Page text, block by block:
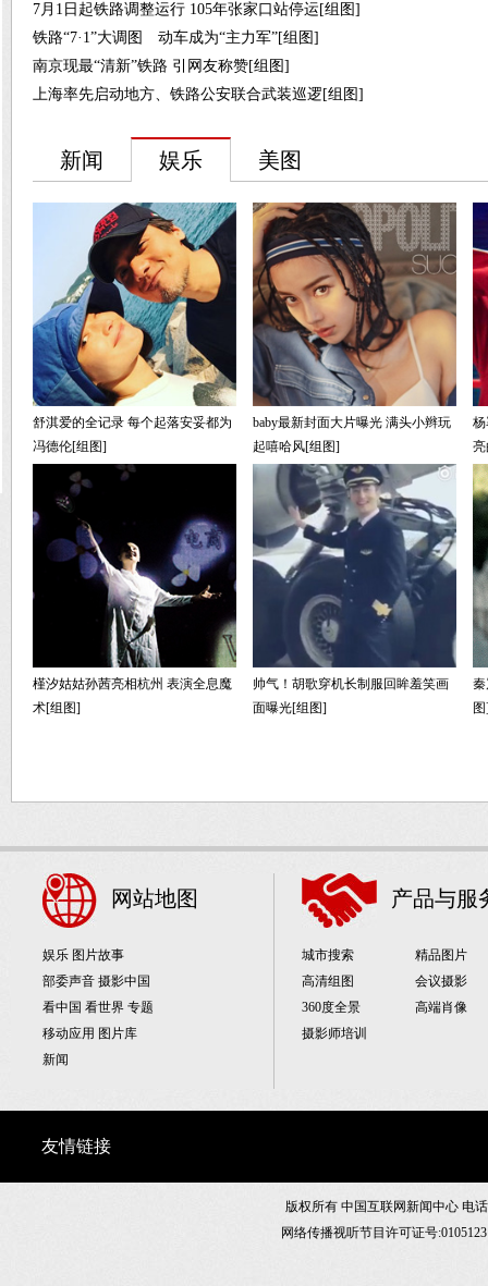
7月1日起铁路调整运行 105年张家口站停运[组图]
铁路“7·1”大调图 动车成为“主力军”[组图]
南京现最“清新”铁路 引网友称赞[组图]
上海率先启动地方、铁路公安联合武装巡逻[组图]